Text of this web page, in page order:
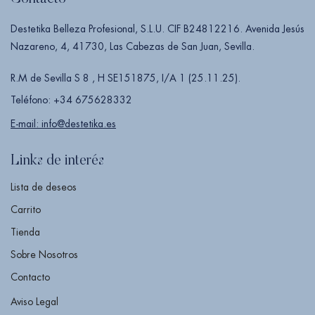
Destetika Belleza Profesional, S.L.U. CIF B24812216. Avenida Jesús
Nazareno, 4, 41730, Las Cabezas de San Juan, Sevilla.
R.M de Sevilla S 8 , H SE151875, I/A 1 (25.11.25).
Teléfono: +34 675628332
E-mail: info@destetika.es
Links de interés
Lista de deseos
Carrito
Tienda
Sobre Nosotros
Contacto
Aviso Legal